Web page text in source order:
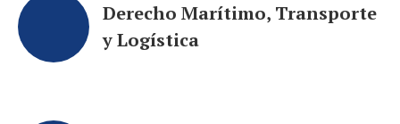
Derecho Marítimo, Transporte
y Logística